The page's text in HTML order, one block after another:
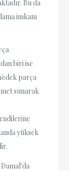
Bu da
imkanı
biri ise
parça
sunarak
yüksek